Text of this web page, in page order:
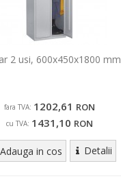
2 usi, 600x450x1800 mm
fara TVA: 1202,61 RON
cu TVA: 1431,10 RON
Adauga in cos Detalii